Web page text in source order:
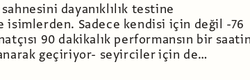
dayanıklılık testine
isimlerden. Sadece kendisi için değil -76
90 dakikalık performansın bir
geçiriyor- seyirciler için de…